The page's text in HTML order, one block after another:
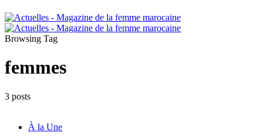
Browsing Tag
femmes
3 posts
À la Une